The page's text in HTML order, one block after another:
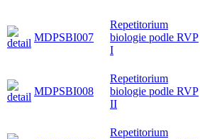
MDPSBI007
Repetitorium
biologie podle RVP
I
MDPSBI008
Repetitorium
biologie podle RVP
II
Repetitorium